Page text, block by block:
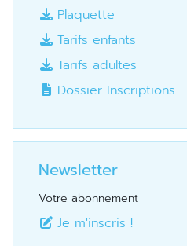
Plaquette
Tarifs enfants
Tarifs adultes
Dossier Inscriptions
Newsletter
Votre abonnement
Je m'inscris !